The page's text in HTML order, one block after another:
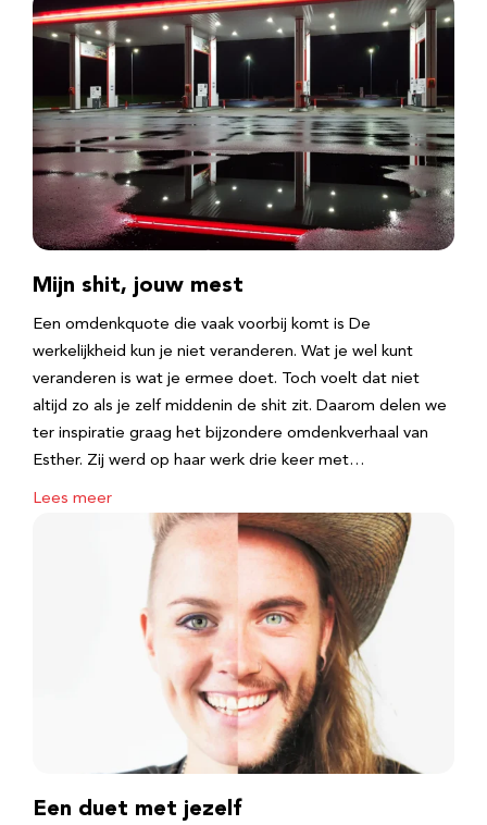
Mijn shit, jouw mest
Een omdenkquote die vaak voorbij komt is De
werkelijkheid kun je niet veranderen. Wat je wel kunt
veranderen is wat je ermee doet. Toch voelt dat niet
altijd zo als je zelf middenin de shit zit. Daarom delen we
ter inspiratie graag het bijzondere omdenkverhaal van
Esther. Zij werd op haar werk drie keer met…
Lees meer
Een duet met jezelf